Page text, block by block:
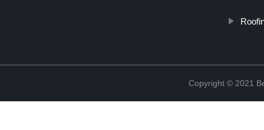
Copyright © 2021